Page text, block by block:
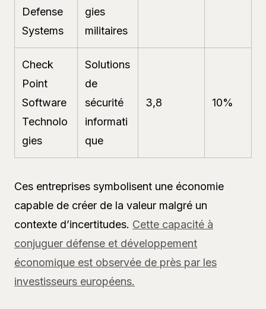
Defense
Systems
gies
militaires
Check
Point
Software
Technolo
gies
Solutions
de
sécurité
informati
que
3,8 10%
Ces entreprises symbolisent une économie
capable de créer de la valeur malgré un
contexte d’incertitudes. Cette capacité à
conjuguer défense et développement
économique est observée de près par les
investisseurs européens.